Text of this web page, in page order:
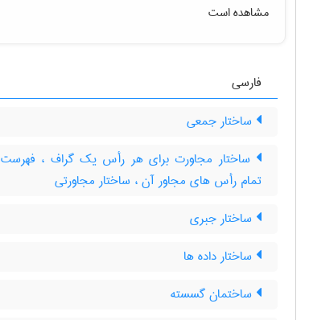
مشاهده است
فارسی
ساختار جمعی
ساختار مجاورت برای هر رأس یک گراف ، فهرست
تمام رأس های مجاور آن ، ساختار مجاورتی
ساختار جبری
ساختار داده ها
ساختمان گسسته